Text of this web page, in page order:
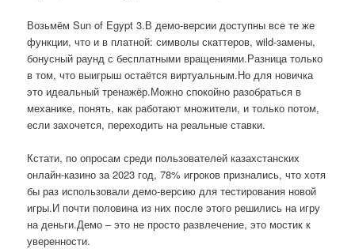
Возьмём Sun of Egypt 3.В демо-версии доступны все те же
функции, что и в платной: символы скаттеров, wild-замены,
бонусный раунд с бесплатными вращениями.Разница только
в том, что выигрыш остаётся виртуальным.Но для новичка
это идеальный тренажёр.Можно спокойно разобраться в
механике, понять, как работают множители, и только потом,
если захочется, переходить на реальные ставки.
Кстати, по опросам среди пользователей казахстанских
онлайн-казино за 2023 год, 78% игроков признались, что хотя
бы раз использовали демо-версию для тестирования новой
игры.И почти половина из них после этого решились на игру
на деньги.Демо – это не просто развлечение, это мостик к
уверенности.